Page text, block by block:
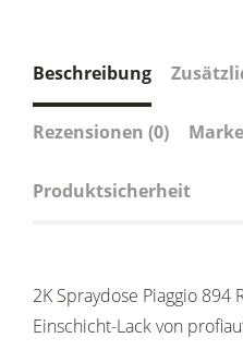
Beschreibung
Rezensionen (0) Marke
Produktsicherheit
2K Spraydose Piaggio 894
Einschicht-Lack von